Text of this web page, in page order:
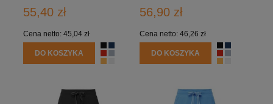
55,40 zł
Cena netto: 45,04 zł
DO KOSZYKA
56,90 zł
Cena netto: 46,26 zł
DO KOSZYKA